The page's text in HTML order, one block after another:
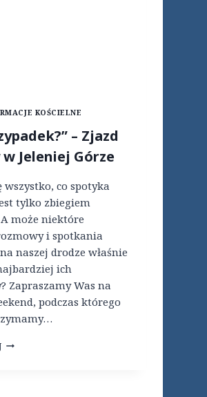
KOŚCIELNE
– Zjazd
w Jeleniej Górze
wszystko, co spotyka
tylko zbiegiem
może niektóre
i spotkania
naszej drodze właśnie
ich
Zapraszamy Was na
podczas którego
„